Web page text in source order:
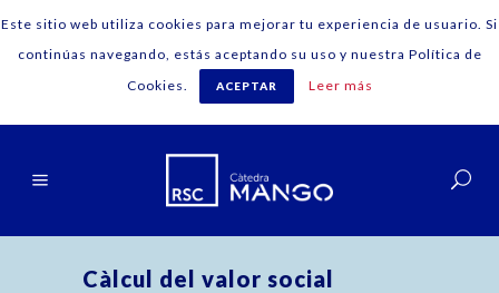
Español
Càlcul del valor social
Este sitio web utiliza cookies para mejorar tu experiencia de usuario. Si
continúas navegando, estás aceptando su uso y nuestra Política de
Cookies.
ACEPTAR Leer más